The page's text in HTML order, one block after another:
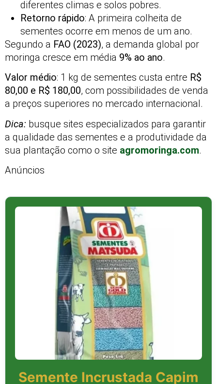
diferentes climas e solos pobres.
Retorno rápido: A primeira colheita de
sementes ocorre em menos de um ano.
Segundo a FAO (2023), a demanda global por
moringa cresce em média 9% ao ano.
Valor médio: 1 kg de sementes custa entre R$
80,00 e R$ 180,00, com possibilidades de venda
a preços superiores no mercado internacional.
Dica: busque sites especializados para garantir
a qualidade das sementes e a produtividade da
sua plantação como o site agromoringa.com.
Anúncios
Semente Incrustada Capim